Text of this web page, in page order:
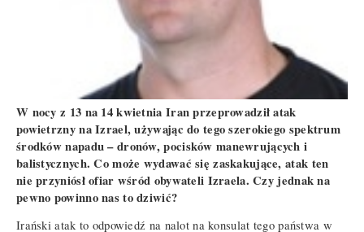
W nocy z 13 na 14 kwietnia Iran przeprowadził atak
powietrzny na Izrael, używając do tego szerokiego spektrum
środków napadu – dronów, pocisków manewrujących i
balistycznych. Co może wydawać się zaskakujące, atak ten
nie przyniósł ofiar wśród obywateli Izraela. Czy jednak na
pewno powinno nas to dziwić?
Irański atak to odpowiedź na nalot na konsulat tego państwa w